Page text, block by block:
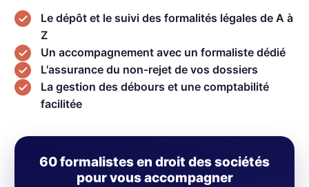
Le dépôt et le suivi des formalités légales de A à
Z
Un accompagnement avec un formaliste dédié
L'assurance du non-rejet de vos dossiers
La gestion des débours et une comptabilité
facilitée
60 formalistes en droit des sociétés
pour vous accompagner